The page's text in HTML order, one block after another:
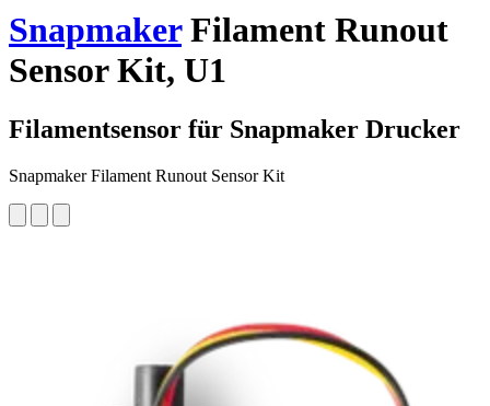
SnapmakerFilament Runout
Sensor Kit, U1
Filamentsensor für Snapmaker Drucker
Snapmaker Filament Runout Sensor Kit